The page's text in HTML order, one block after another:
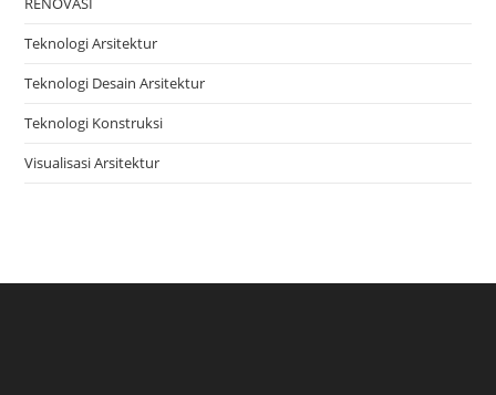
Teknologi Arsitektur
Teknologi Desain Arsitektur
Teknologi Konstruksi
Visualisasi Arsitektur